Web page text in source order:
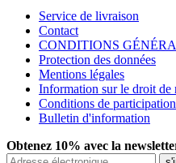
Service de livraison
Contact
CONDITIONS
Protection des données
Mentions légales
Information sur le droit de
Conditions de participation
Bulletin d'information
Obtenez 10% avec la